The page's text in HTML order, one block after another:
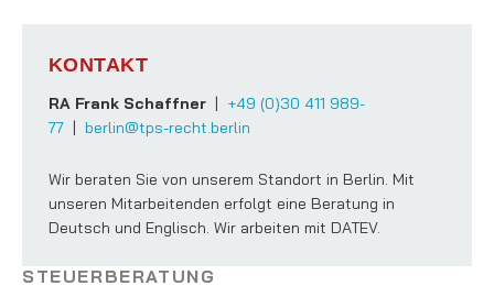
KONTAKT
RA Frank Schaffner | +49 (0)30 411 989-
77 | berlin@tps-recht.berlin
Wir beraten Sie von unserem Standort in Berlin. Mit
unseren Mitarbeitenden erfolgt eine Beratung in
Deutsch und Englisch. Wir arbeiten mit DATEV.
STEUERBERATUNG